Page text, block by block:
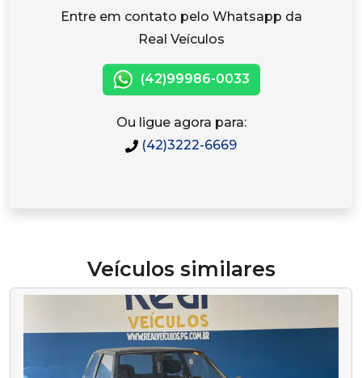
Entre em contato pelo Whatsapp da
Real Veículos
(42)99986-0033
Ou ligue agora para:
(42)3222-6669
Veículos similares